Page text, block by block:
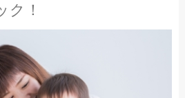
ク！